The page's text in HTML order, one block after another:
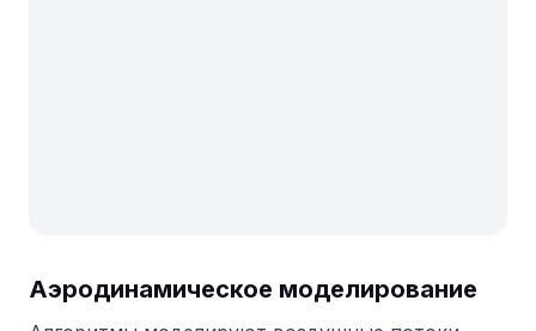
Аэродинамическое моделирование